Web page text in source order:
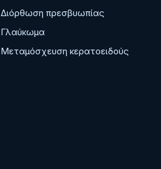
Διόρθωση πρεσβυωπίας
Γλαύκωμα
Μεταμόσχευση κερατοειδούς